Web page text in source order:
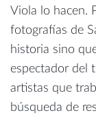
Viola lo hacen.
fotografías de
historia sino
espectador del
artistas que
búsqueda de